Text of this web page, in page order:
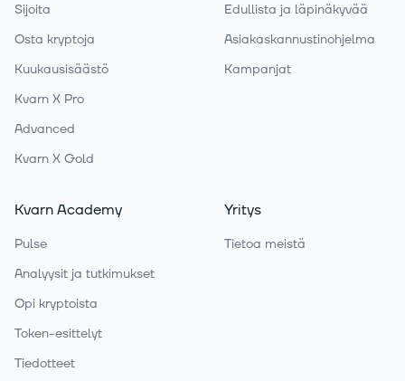
Sijoita
Osta kryptoja
Kuukausisäästö
Kvarn X Pro
Advanced
Kvarn X Gold
Edullista ja läpinäkyvää
Asiakaskannustinohjelma
Kampanjat
Kvarn Academy
Pulse
Analyysit ja tutkimukset
Opi kryptoista
Token-esittelyt
Tiedotteet
Yritys
Tietoa meistä